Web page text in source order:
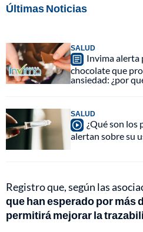
Últimas Noticias
SALUD
Invima alerta
chocolate que
ansiedad: ¿por
SALUD
¿Qué son
alertan sobre su
Registro que, según las
que han esperado por más
permitirá mejorar la